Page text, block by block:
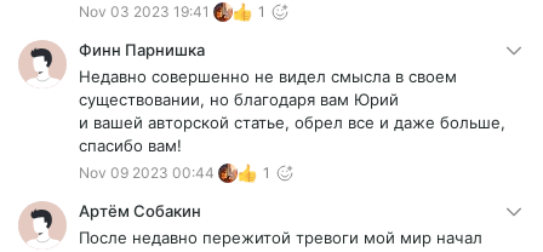
Nov 03 2023 19:41 1
Финн Парнишка
Недавно совершенно не видел смысла в своем
существовании, но благодаря вам Юрий
и вашей авторской статье, обрел все и даже больше,
спасибо вам!
Nov 09 2023 00:44 1
Артём Собакин
После недавно пережитой тревоги мой мир начал